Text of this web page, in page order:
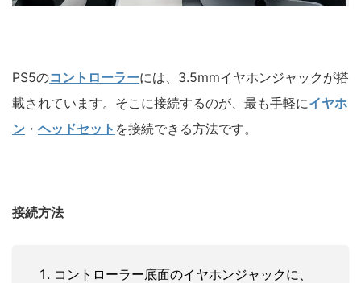
PS5のコントローラーには、3.5mmイヤホンジャックが搭
載されています。そこに接続するのが、最も手軽にイヤホ
ン ・ ヘッドセット を接続できる方法です。
接続方法
コントローラー底面のイヤホンジャックに、